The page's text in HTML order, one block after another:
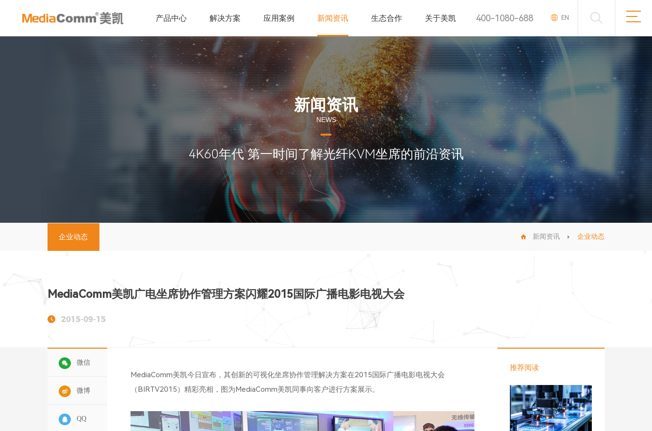
产品中心 解决方案 应用案例 新闻资讯 生态合作 关于美凯 400-1080-688 EN
新闻资讯
NEWS
4K60年代 第一时间了解光纤KVM坐席的前沿资讯
企业动态 新闻资讯 企业动态
MediaComm美凯广电坐席协作管理方案闪耀2015国际广播电影电视大会
2015-09-15
微信
微博
QQ
MediaComm美凯今日宣布，其创新的可视化坐席协作管理解决方案在2015国际广播电影电视大会
（BIRTV2015）精彩亮相，图为MediaComm美凯同事向客户进行方案展示。
推荐阅读